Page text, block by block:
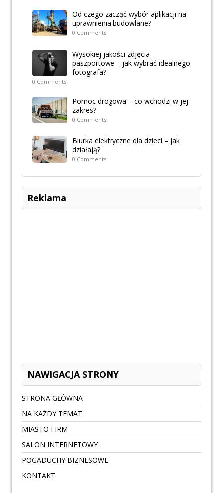
Od czego zacząć wybór aplikacji na
uprawnienia budowlane?
0 Comments
Wysokiej jakości zdjęcia
paszportowe – jak wybrać idealnego
fotografa?
0 Comments
Pomoc drogowa – co wchodzi w jej
zakres?
0 Comments
Biurka elektryczne dla dzieci – jak
działają?
0 Comments
Reklama
NAWIGACJA STRONY
STRONA GŁÓWNA
NA KAŻDY TEMAT
MIASTO FIRM
SALON INTERNETOWY
POGADUCHY BIZNESOWE
KONTAKT